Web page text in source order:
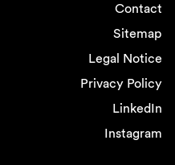
Contact
Sitemap
Legal Notice
Privacy Policy
LinkedIn
Instagram